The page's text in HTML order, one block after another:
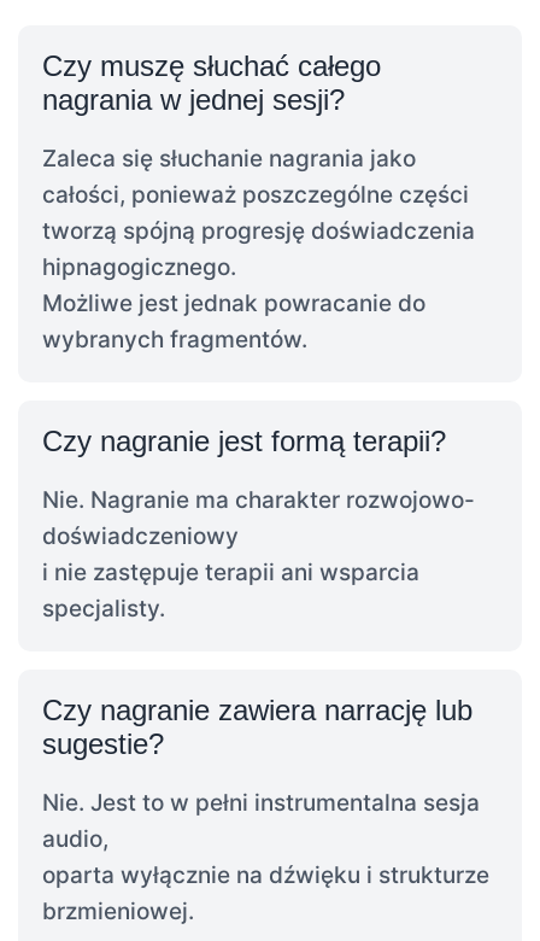
Czy muszę słuchać całego
nagrania w jednej sesji?
Zaleca się słuchanie nagrania jako
całości, ponieważ poszczególne części
tworzą spójną progresję doświadczenia
hipnagogicznego.
Możliwe jest jednak powracanie do
wybranych fragmentów.
Czy nagranie jest formą terapii?
Nie. Nagranie ma charakter rozwojowo-
doświadczeniowy
i nie zastępuje terapii ani wsparcia
specjalisty.
Czy nagranie zawiera narrację lub
sugestie?
Nie. Jest to w pełni instrumentalna sesja
audio,
oparta wyłącznie na dźwięku i strukturze
brzmieniowej.